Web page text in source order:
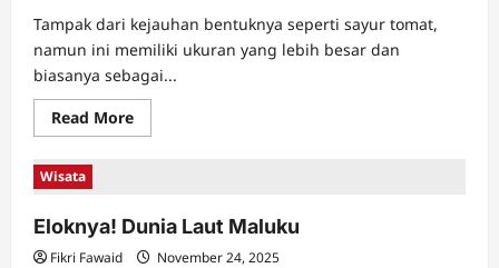
Tampak dari kejauhan bentuknya seperti sayur tomat,
namun ini memiliki ukuran yang lebih besar dan
biasanya sebagai...
Read MoreRead
more
Wisata
Eloknya! Dunia Laut Maluku
Fikri Fawaid November 24, 2025